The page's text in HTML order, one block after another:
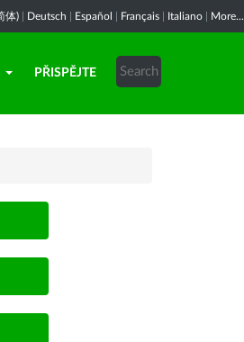
体) Deutsch Español Français Italiano More...
PŘISPĚJTE